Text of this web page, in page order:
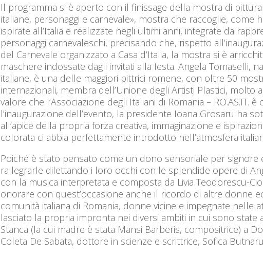
Il programma si è aperto con il finissage della mostra di
italiane, personaggi e carnevale», mostra che raccoglie, come
ispirate all’Italia e realizzate negli ultimi anni, integrate da
personaggi carnevaleschi, precisando che, rispetto
del Carnevale organizzato a Casa d’Italia, la mostra si è
maschere indossate dagli invitati alla festa. Angela Tomaselli,
italiane, è una delle maggiori pittrici romene, con oltre 50
internazionali, membra dell’Unione degli Artisti Plastici, molto
valore che l’Associazione degli Italiani di Romania – RO.AS.IT.
l’inaugurazione dell’evento, la presidente Ioana Grosaru ha
all’apice della propria forza creativa, immaginazione e
colorata ci abbia perfettamente introdotto nell’atmosfera
Poiché è stato pensato come un dono sensoriale per signore
rallegrarle dilettando i loro occhi con le splendide opere di
con la musica interpretata e composta da Livia Teodorescu-
onorare con quest’occasione anche il ricordo di altre donne
comunità italiana di Romania, donne vicine e impegnate nelle
lasciato la propria impronta nei diversi ambiti in cui sono state
Stanca (la cui madre è stata Mansi Barberis, compositrice) a
Coleta De Sabata, dottore in scienze e scrittrice, Sofica